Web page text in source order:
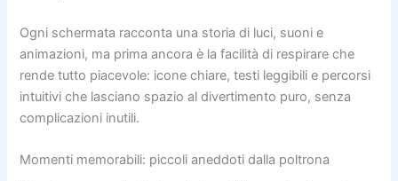
Ogni schermata racconta una storia di luci, suoni e
animazioni, ma prima ancora è la facilità di respirare che
rende tutto piacevole: icone chiare, testi leggibili e percorsi
intuitivi che lasciano spazio al divertimento puro, senza
complicazioni inutili.
Momenti memorabili: piccoli aneddoti dalla poltrona